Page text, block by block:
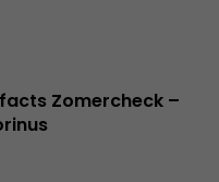
Zomercheck –